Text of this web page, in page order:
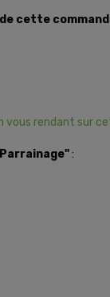
cette
vous rendant sur
: